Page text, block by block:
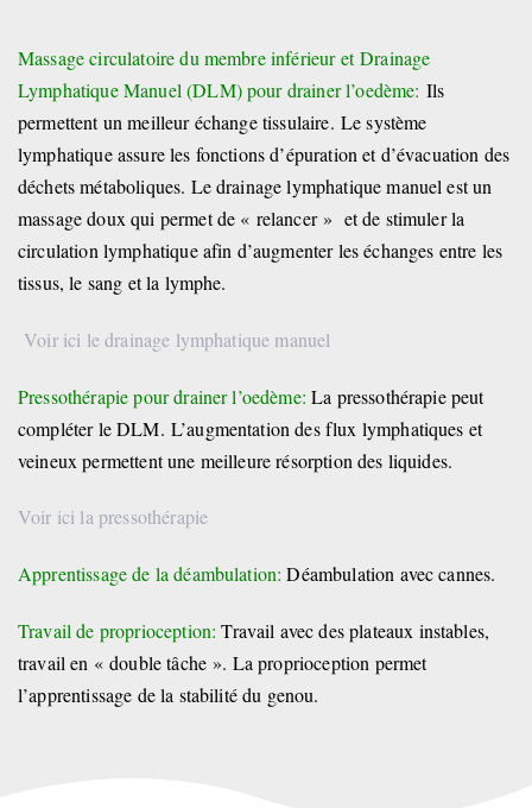
Massage circulatoire du membre inférieur et Drainage
Lymphatique Manuel (DLM) pour drainer l’oedème: Ils
permettent un meilleur échange tissulaire. Le système
lymphatique assure les fonctions d’épuration et d’évacuation des
déchets métaboliques. Le drainage lymphatique manuel est un
massage doux qui permet de « relancer » et de stimuler la
circulation lymphatique afin d’augmenter les échanges entre les
tissus, le sang et la lymphe.
Voir ici le drainage lymphatique manuel
Pressothérapie pour drainer l’oedème: La pressothérapie peut
compléter le DLM. L’augmentation des flux lymphatiques et
veineux permettent une meilleure résorption des liquides.
Voir ici la pressothérapie
Apprentissage de la déambulation: Déambulation avec cannes.
Travail de proprioception: Travail avec des plateaux instables,
travail en « double tâche ». La proprioception permet
l’apprentissage de la stabilité du genou.